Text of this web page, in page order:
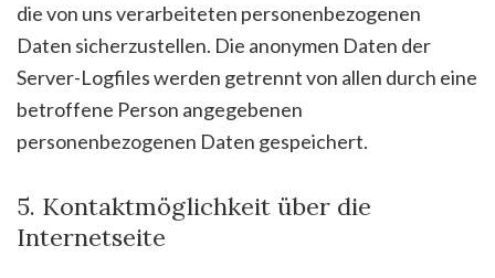
die von uns verarbeiteten personenbezogenen
Daten sicherzustellen. Die anonymen Daten der
Server-Logfiles werden getrennt von allen durch eine
betroffene Person angegebenen
personenbezogenen Daten gespeichert.
5. Kontaktmöglichkeit über die
Internetseite